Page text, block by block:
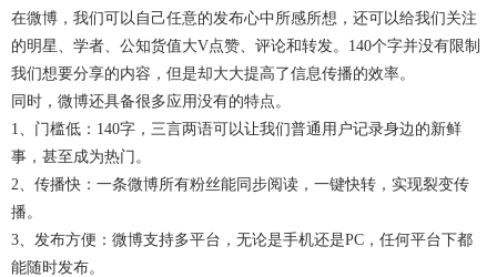
在微博，我们可以自己任意的发布心中所感所想，还可以给我们关注
的明星、学者、公知货值大V点赞、评论和转发。140个字并没有限制
我们想要分享的内容，但是却大大提高了信息传播的效率。
同时，微博还具备很多应用没有的特点。
1、门槛低：140字，三言两语可以让我们普通用户记录身边的新鲜
事，甚至成为热门。
2、传播快：一条微博所有粉丝能同步阅读，一键快转，实现裂变传
播。
3、发布方便：微博支持多平台，无论是手机还是PC，任何平台下都
能随时发布。